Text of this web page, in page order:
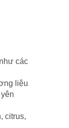
các
liệu
citrus,